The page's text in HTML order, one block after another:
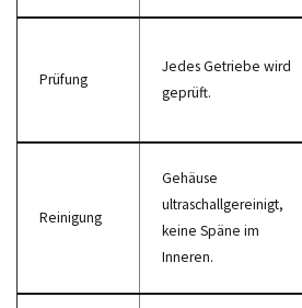
Prüfung
Jedes Getriebe wird
geprüft.
Reinigung
Gehäuse
ultraschallgereinigt,
keine Späne im
Inneren.